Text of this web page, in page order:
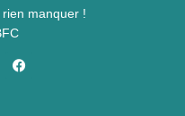
manquer !